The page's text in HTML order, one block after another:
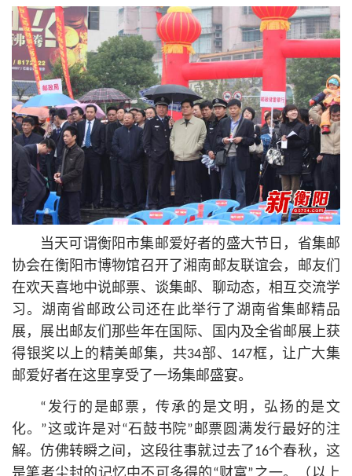
当天可谓衡阳市集邮爱好者的盛大节日，省集邮
协会在衡阳市博物馆召开了湘南邮友联谊会，邮友们
在欢天喜地中说邮票、谈集邮、聊动态，相互交流学
习。湖南省邮政公司还在此举行了湖南省集邮精品
展，展出邮友们那些年在国际、国内及全省邮展上获
得银奖以上的精美邮集，共34部、147框，让广大集
邮爱好者在这里享受了一场集邮盛宴。
“发行的是邮票，传承的是文明，弘扬的是文
化。”这或许是对“石鼓书院”邮票圆满发行最好的注
解。仿佛转瞬之间，这段往事就过去了16个春秋，这